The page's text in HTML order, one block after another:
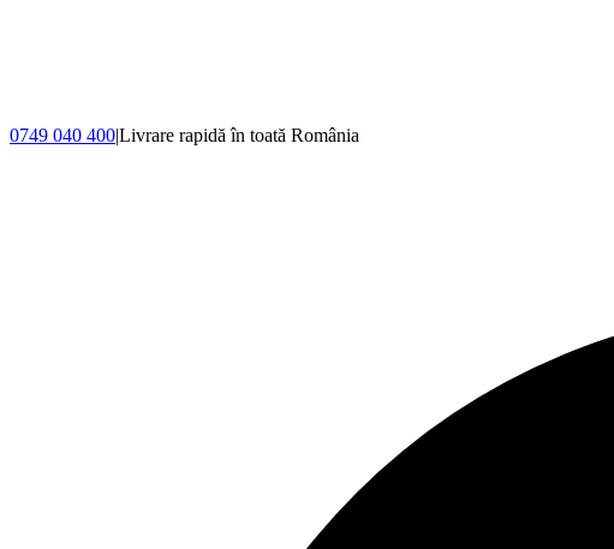
0749 040 400|Livrare rapidă în toată România